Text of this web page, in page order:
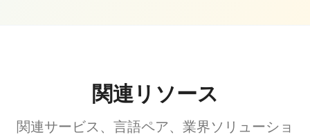
関連リソース
関連サービス、言語ペア、業界ソリューショ